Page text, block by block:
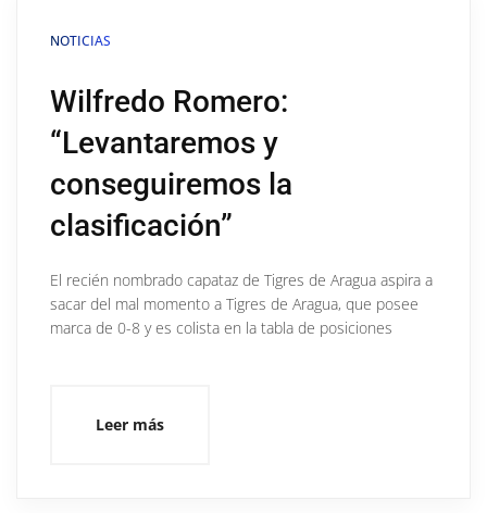
NOTICIAS
Wilfredo Romero:
“Levantaremos y
conseguiremos la
clasificación”
El recién nombrado capataz de Tigres de Aragua aspira a
sacar del mal momento a Tigres de Aragua, que posee
marca de 0-8 y es colista en la tabla de posiciones
Leer más